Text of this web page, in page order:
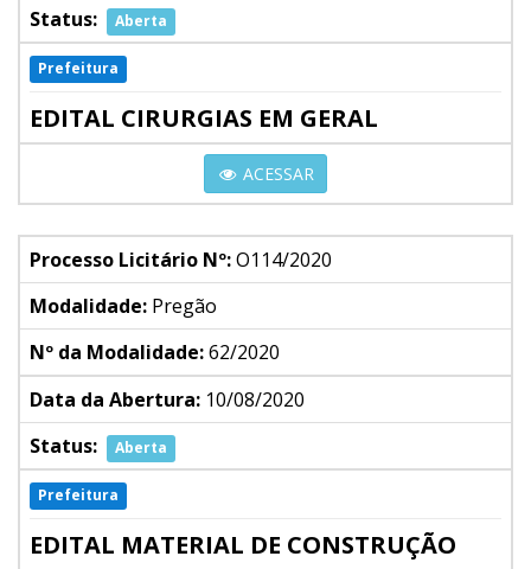
Status:
Aberta
Prefeitura
EDITAL CIRURGIAS EM GERAL
ACESSAR
Processo Licitário Nº:O114/2020
Modalidade: Pregão
Nº da Modalidade:62/2020
Data da Abertura: 10/08/2020
Status:
Aberta
Prefeitura
EDITAL MATERIAL DE CONSTRUÇÃO